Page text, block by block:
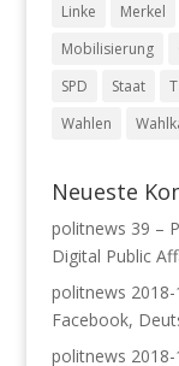
Linke
Merkel
Mobilisierung
SPD
Staat
Wahlen
Neueste
politnews 39 –
Digital Public
politnews
Facebook,
politnews